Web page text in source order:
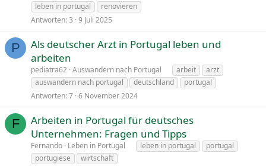
leben in portugal
renovieren
Antworten 3 9 Juli 2025
P
Als deutscher Arzt in Portugal leben und
arbeiten
pediatra62 Auswandern nach Portugal arbeit
arzt
auswandern nach portugal
deutschland
portugal
Antworten 7 6 November 2024
F
Arbeiten in Portugal für deutsches
Unternehmen: Fragen und Tipps
Fernando Leben in Portugal leben in portugal
portugal
portugiese
wirtschaft